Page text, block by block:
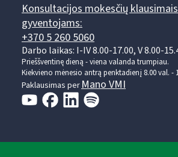
Konsultacijos mokesčių
gyventojams:
+370 5 260 5060
Darbo laikas: I-IV 8.00-17.00, V 8.00-
Prieššventinę dieną - viena valanda trumpiau.
Kiekvieno mėnesio antrą penktadienį 8.00 val. -
Paklausimas per Mano VMI